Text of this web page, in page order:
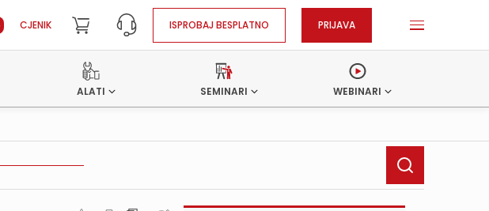
CJENIK ISPROBAJ BESPLATNO PRIJAVA
ALATI SEMINARI WEBINARI